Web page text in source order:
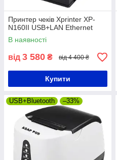
Принтер чеків Xprinter XP-
N160II USB+LAN Ethernet
В наявності
від 3 580 ₴ від 4 400 ₴
Купити
USB+Bluetooth –33%